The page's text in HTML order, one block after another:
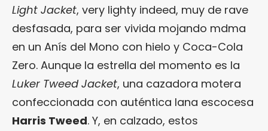
Light Jacket, very lighty indeed, muy de rave
desfasada, para ser vivida mojando mdma
en un Anís del Mono con hielo y Coca-Cola
Zero. Aunque la estrella del momento es la
Luker Tweed Jacket, una cazadora motera
confeccionada con auténtica lana escocesa
Harris Tweed. Y, en calzado, estos